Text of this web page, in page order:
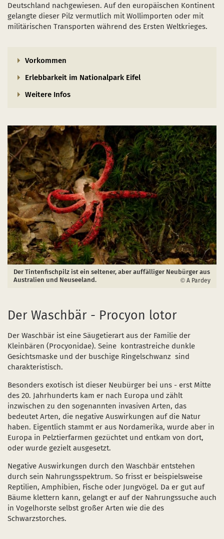
Deutschland nachgewiesen. Auf den europäischen Kontinent
gelangte dieser Pilz vermutlich mit Wollimporten oder mit
militärischen Transporten während des Ersten Weltkrieges.
Vorkommen
Erlebbarkeit im Nationalpark Eifel
Weitere Infos
Der Tintenfischpilz ist ein seltener, aber auffälliger Neubürger aus
Australien und Neuseeland.
A Pardey
Der Waschbär - Procyon lotor
Der Waschbär ist eine Säugetierart aus der Familie der
Kleinbären (Procyonidae). Seine kontrastreiche dunkle
Gesichtsmaske und der buschige Ringelschwanz sind
charakteristisch.
Besonders exotisch ist dieser Neubürger bei uns - erst Mitte
des 20. Jahrhunderts kam er nach Europa und zählt
inzwischen zu den sogenannten invasiven Arten, das
bedeutet Arten, die negative Auswirkungen auf die Natur
haben. Eigentlich stammt er aus Nordamerika, wurde aber in
Europa in Pelztierfarmen gezüchtet und entkam von dort,
oder wurde gezielt ausgesetzt.
Negative Auswirkungen durch den Waschbär entstehen
durch sein Nahrungsspektrum. So frisst er beispielsweise
Reptilien, Amphibien, Fische oder Jungvögel. Da er gut auf
Bäume klettern kann, gelangt er auf der Nahrungssuche auch
in Vogelhorste selbst großer Arten wie die des
Schwarzstorches.